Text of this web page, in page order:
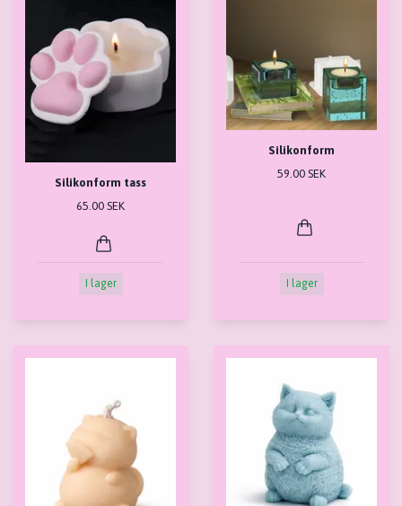
Silikonform tass
65.00 SEK
I lager
Silikonform
59.00 SEK
I lager